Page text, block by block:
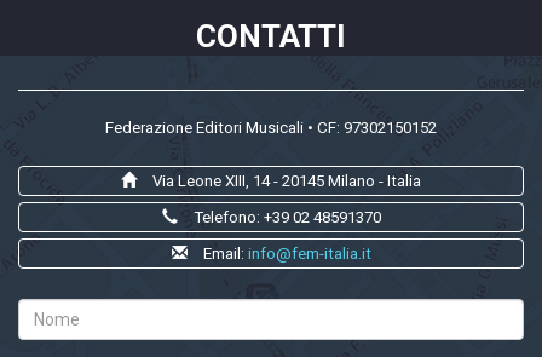
CONTATTI
Federazione Editori Musicali • CF: 97302150152
Via Leone XIII, 14 - 20145 Milano - Italia
Telefono: +39 02 48591370
Email: info@fem-italia.it